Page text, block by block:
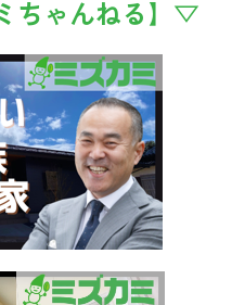
ちゃんねる】▽